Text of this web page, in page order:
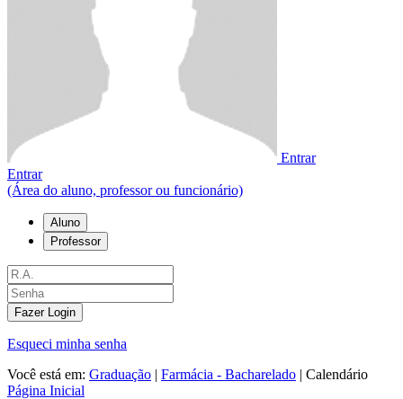
Entrar
Entrar
(Área do aluno, professor ou funcionário)
Aluno
Professor
Fazer Login
Esqueci minha senha
Você está em: Graduação | Farmácia - Bacharelado | Calendário
Página Inicial